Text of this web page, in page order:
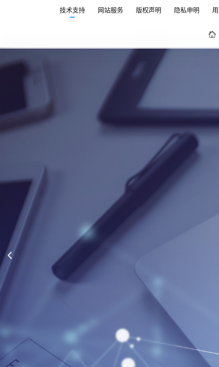
技术支持 网站服务 版权声明 隐私申明